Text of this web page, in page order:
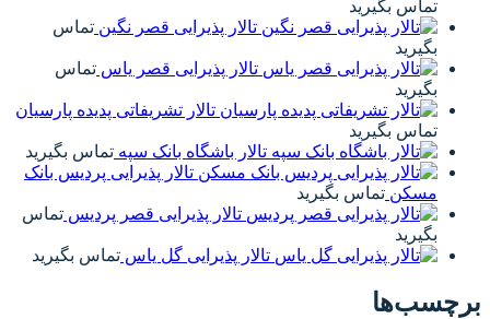
تماس بگیرید
تالار پذیرایی قصر نگین تماس
بگیرید
تالار پذیرایی قصر یاس تماس
بگیرید
تالار تشریفاتی پدیده پارسیان
تماس بگیرید
تالار باشگاه بانک سپه تماس بگیرید
تالار پذیرایی پردیس بانک
مسکن تماس بگیرید
تالار پذیرایی قصر پردیس تماس
بگیرید
تالار پذیرایی گل یاس تماس بگیرید
برچسب‌ها